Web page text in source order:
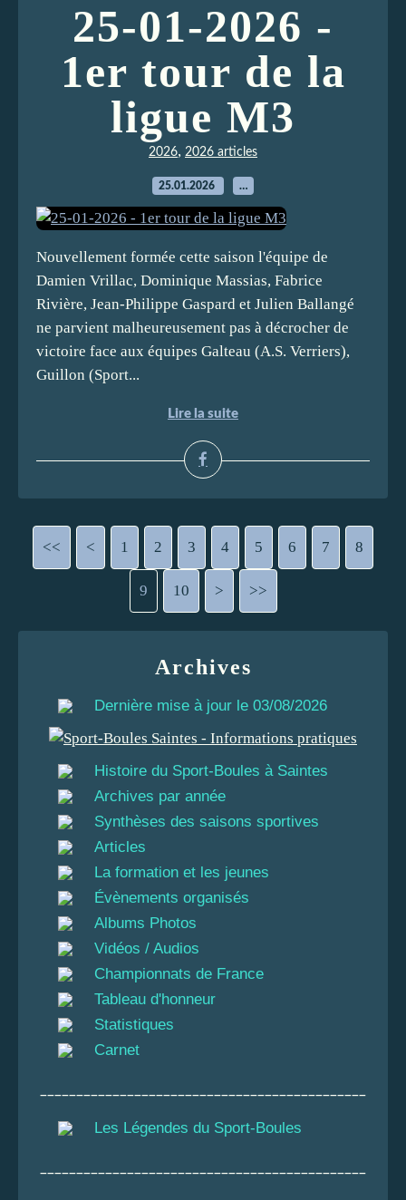
25-01-2026 -
1er tour de la
ligue M3
2026, 2026 articles
25.01.2026 …
Nouvellement formée cette saison l'équipe de
Damien Vrillac, Dominique Massias, Fabrice
Rivière, Jean-Philippe Gaspard et Julien Ballangé
ne parvient malheureusement pas à décrocher de
victoire face aux équipes Galteau (A.S. Verriers),
Guillon (Sport...
Lire la suite
<< < 1 2 3 4 5 6 7 8
9 10 > >>
Archives
Dernière mise à jour le 03/08/2026
Histoire du Sport-Boules à Saintes
Archives par année
Synthèses des saisons sportives
Articles
La formation et les jeunes
Évènements organisés
Albums Photos
Vidéos / Audios
Championnats de France
Tableau d'honneur
Statistiques
Carnet
Les Légendes du Sport-Boules